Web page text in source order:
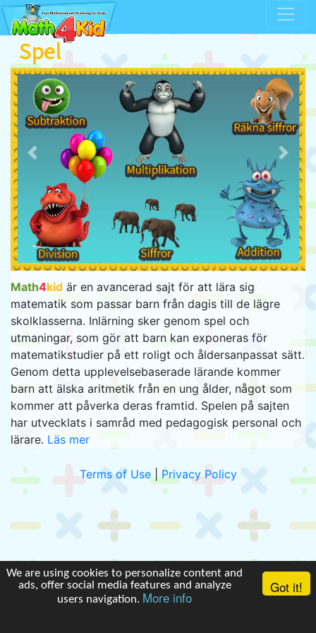
Spel
Previous Next
Math4kid är en avancerad sajt för att lära sig
matematik som passar barn från dagis till de lägre
skolklasserna. Inlärning sker genom spel och
utmaningar, som gör att barn kan exponeras för
matematikstudier på ett roligt och åldersanpassat sätt.
Genom detta upplevelsebaserade lärande kommer
barn att älska aritmetik från en ung ålder, något som
kommer att påverka deras framtid. Spelen på sajten
har utvecklats i samråd med pedagogisk personal och
lärare. Läs mer
Terms of Use|Privacy Policy
We are using cookies to personalize content and
ads, offer social media features and analyze
users navigation. More info
Got it!